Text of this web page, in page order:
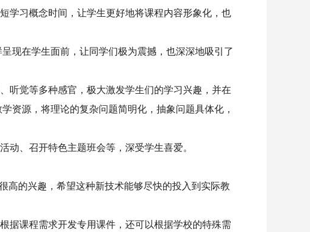
学习概念时间，让学生更好地将课程内容形象化，也
现在学生面前，让同学们极为震撼，也深深地吸引了
听觉等多种感官，极大激发学生们的学习兴趣，并在
资源，将理论的复杂问题简明化，抽象问题具体化，
动、召开特色主题班会等，深受学生喜爱。
高的兴趣，希望这种新技术能够尽快的投入到实际教
据课程需求开发专用课件，还可以根据学校的特殊需